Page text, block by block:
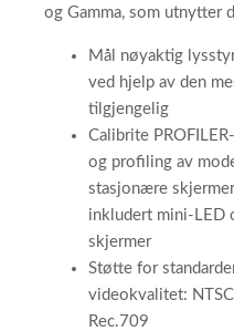
og Gamma, som utnytter
Mål nøyaktig
ved hjelp av den
tilgjengelig
Calibrite
og profiling av
stasjonære
inkludert mini-LED
skjermer
Støtte for
videokvalitet:
Rec.709